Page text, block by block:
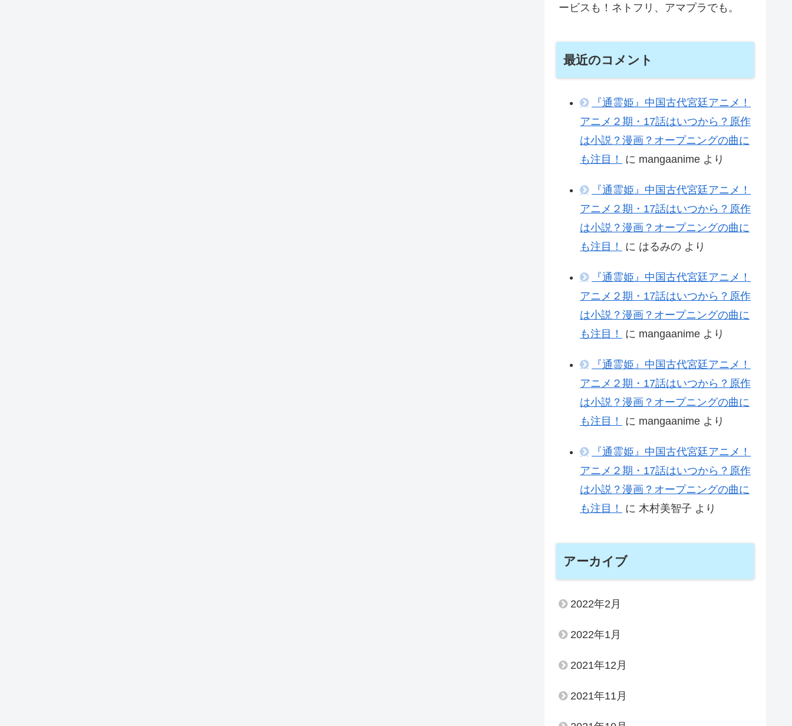
ービスも！ネトフリ、アマプラでも。
最近のコメント
『通霊姫』中国古代宮廷アニメ！
アニメ２期・17話はいつから？原作
は小説？漫画？オープニングの曲に
も注目！
に mangaanime より
『通霊姫』中国古代宮廷アニメ！
アニメ２期・17話はいつから？原作
は小説？漫画？オープニングの曲に
も注目！
に はるみの より
『通霊姫』中国古代宮廷アニメ！
アニメ２期・17話はいつから？原作
は小説？漫画？オープニングの曲に
も注目！
に mangaanime より
『通霊姫』中国古代宮廷アニメ！
アニメ２期・17話はいつから？原作
は小説？漫画？オープニングの曲に
も注目！
に mangaanime より
『通霊姫』中国古代宮廷アニメ！
アニメ２期・17話はいつから？原作
は小説？漫画？オープニングの曲に
も注目！
に 木村美智子 より
アーカイブ
2022年2月
2022年1月
2021年12月
2021年11月